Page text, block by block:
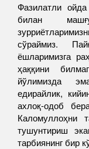
Фазилатли
билан
сўраймиз.
ёшларимизга
ҳаққини
йўлимизда
едирайлик,
ахлоқ-одоб
Каломуллоҳни
тушунтириш
тарбиянинг бир